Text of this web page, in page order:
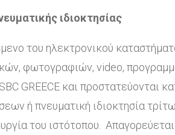
ιδιοκτησίας
του ηλεκτρονικού
φωτογραφιών, video,
GREECE και προστατεύονται
ή πνευματική ιδιοκτησία
του ιστότοπου.